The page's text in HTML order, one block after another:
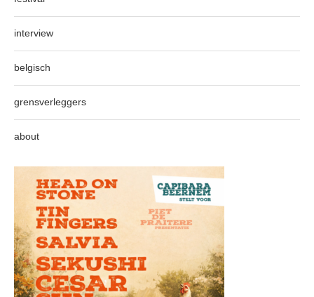
interview
belgisch
grensverleggers
about